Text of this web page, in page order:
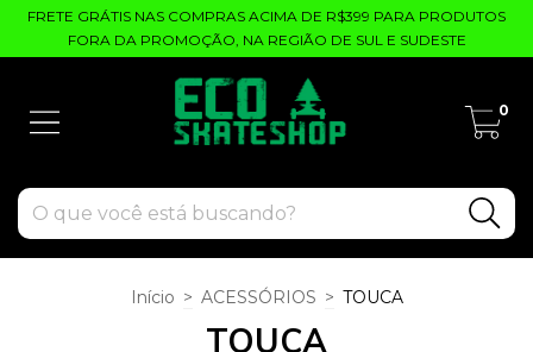
FRETE GRÁTIS NAS COMPRAS ACIMA DE R$399 PARA PRODUTOS
FORA DA PROMOÇÃO, NA REGIÃO DE SUL E SUDESTE
0
Início > ACESSÓRIOS > TOUCA
TOUCA